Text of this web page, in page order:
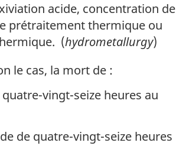
acide, concentration de
prétraitement thermique ou
(hydrometallurgy)
le cas, la mort de :
vingt-seize heures au
de quatre-vingt-seize heures